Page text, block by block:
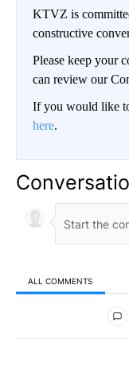
KTVZ is
constructive
Please keep your
can review our
If you would like
here.
ALL COMMENTS
All Comments